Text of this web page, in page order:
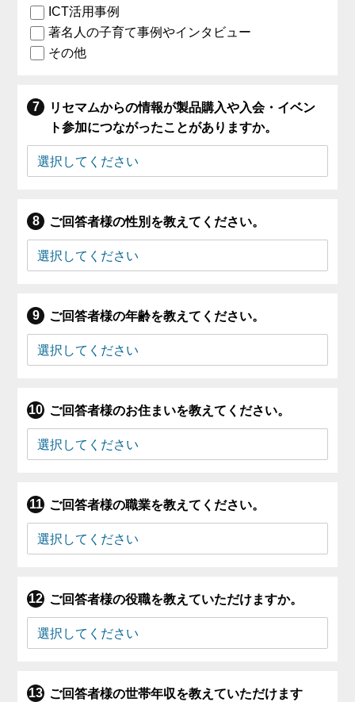
ICT活用事例
著名人の子育て事例やインタビュー
その他
リセマムからの情報が製品購入や入会・イベン
ト参加につながったことがありますか。
ご回答者様の性別を教えてください。
ご回答者様の年齢を教えてください。
ご回答者様のお住まいを教えてください。
ご回答者様の職業を教えてください。
ご回答者様の役職を教えていただけますか。
ご回答者様の世帯年収を教えていただけます